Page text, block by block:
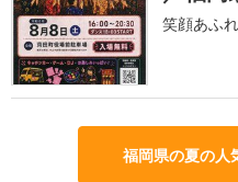
笑顔あふ
福岡県の夏の人